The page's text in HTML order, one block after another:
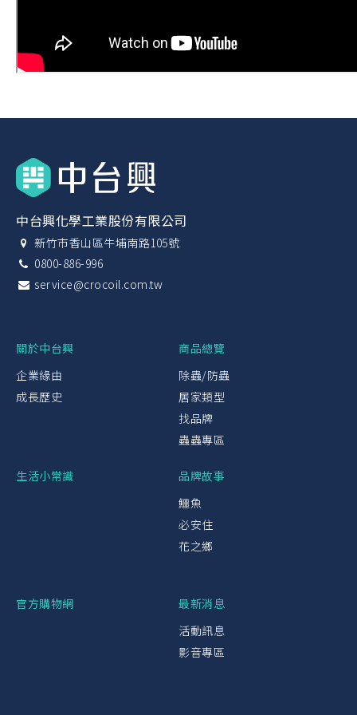
中台興化學工業股份有限公司
新竹市香山區牛埔南路105號
0800-886-996
service@crocoil.com.tw
關於中台興
企業緣由
成長歷史
商品總覽
除蟲/防蟲
居家類型
找品牌
蟲蟲專區
生活小常識
品牌故事
鱷魚
必安住
花之鄉
官方購物網
最新消息
活動訊息
影音專區